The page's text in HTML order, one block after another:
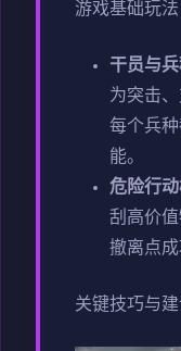
游戏基础玩法
干员与
为突击
每个兵
能。
危险行
刮高价
撤离点成
关键技巧与